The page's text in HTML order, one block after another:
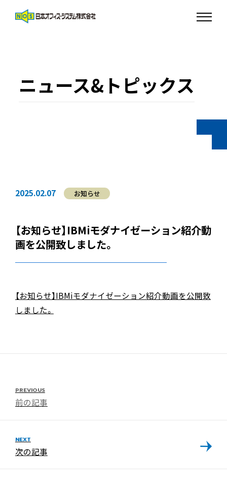
ニュース&トピックス
2025.02.07 お知らせ
【お知らせ】IBMiモダナイゼーション紹介動
画を公開致しました。
【お知らせ】IBMiモダナイゼーション紹介動画を公開致
しました。
PREVIOUS
前の記事
NEXT
次の記事